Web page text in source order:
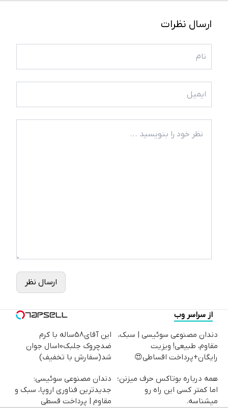
ارسال نظرات
ارسال نظر
از سراسر وب
دندان مصنوعی سوئیسی | سبک،
مقاوم، طبیعی! ویزیت
رایگان+پرداخت اقساطی😍
این آقای58ساله با کرم
ضدچروک جلبک10سال جوان
شد(سفارش با تخفیف)
همه درباره بوتاکس حرف میزنن؛
اما کمتر کسی این راه رو
میشناسه.
دندان مصنوعی سوئیسی:
جدیدترین فناوری اروپا، سبک و
مقاوم | پرداخت قسطی